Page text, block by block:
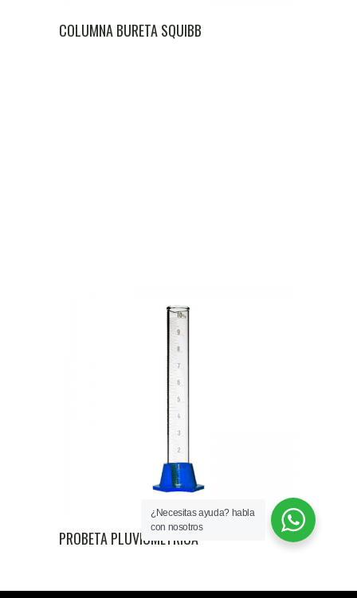
COLUMNA BURETA SQUIBB
PROBETA PLUVIOMÉTRICA
¿Necesitas ayuda? habla
con nosotros